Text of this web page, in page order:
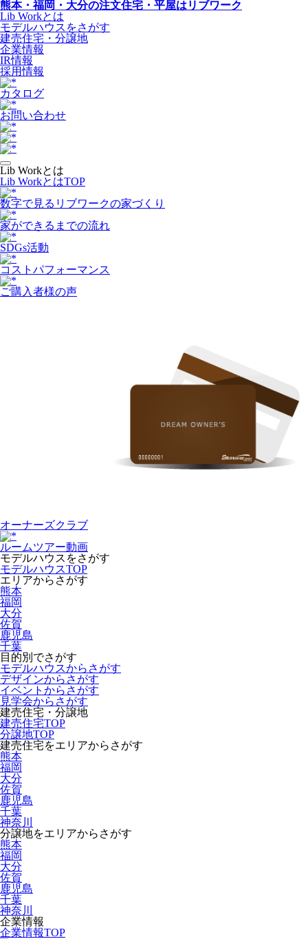
熊本・福岡・大分の注文住宅・平屋はリブワーク
Lib Workとは
モデルハウスをさがす
建売住宅・分譲地
企業情報
IR情報
採用情報
カタログ
お問い合わせ
Lib Workとは
Lib WorkとはTOP
数字で⾒るリブワークの家づくり
家ができるまでの流れ
SDGs活動
コストパフォーマンス
ご購入者様の声
オーナーズクラブ
ルームツアー動画
モデルハウスをさがす
モデルハウスTOP
エリアからさがす
熊本
福岡
大分
佐賀
鹿児島
千葉
目的別でさがす
モデルハウスからさがす
デザインからさがす
イベントからさがす
見学会からさがす
建売住宅・分譲地
建売住宅TOP
分譲地TOP
建売住宅をエリアからさがす
熊本
福岡
大分
佐賀
鹿児島
千葉
神奈川
分譲地をエリアからさがす
熊本
福岡
大分
佐賀
鹿児島
千葉
神奈川
企業情報
企業情報TOP